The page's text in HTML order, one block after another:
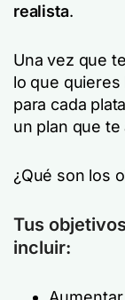
realista.
Una vez que
lo que quieres
para cada
un plan que
¿Qué son los
Tus
incluir: